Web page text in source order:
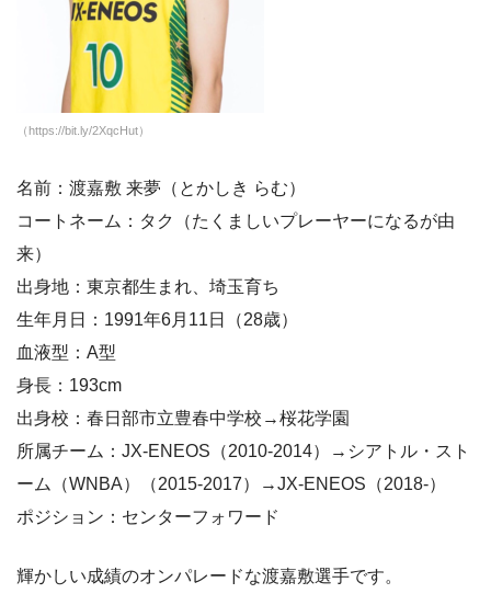
（https://bit.ly/2XqcHut）
名前：渡嘉敷 来夢（とかしき らむ）
コートネーム：タク（たくましいプレーヤーになるが由
来）
出身地：東京都生まれ、埼玉育ち
生年月日：1991年6月11日（28歳）
血液型：A型
身長：193cm
出身校：春日部市立豊春中学校→桜花学園
所属チーム：JX-ENEOS（2010-2014）→シアトル・スト
ーム（WNBA）（2015-2017）→JX-ENEOS（2018-）
ポジション：センターフォワード
輝かしい成績のオンパレードな渡嘉敷選手です。